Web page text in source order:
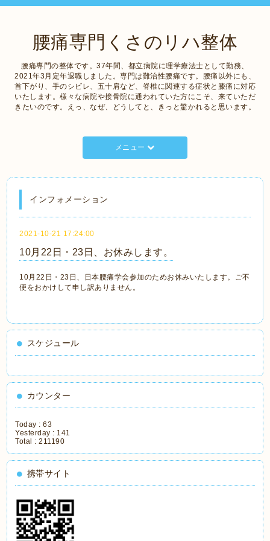
腰痛専門くさのリハ整体
腰痛専門の整体です。37年間、都立病院に理学療法士として勤務、
2021年3月定年退職しました。専門は難治性腰痛です。腰痛以外にも、
首下がり、手のシビレ、五十肩など、脊椎に関連する症状と膝痛に対応
いたします。様々な病院や接骨院に通われていた方にこそ、来ていただ
きたいのです。えっ、なぜ、どうしてと、きっと驚かれると思います。
メニュー
インフォメーション
2021-10-21 17:24:00
10月22日・23日、お休みします。
10月22日・23日、日本腰痛学会参加のためお休みいたします。ご不
便をおかけして申し訳ありません。
スケジュール
カウンター
Today :63
Yesterday : 141
Total :211190
携帯サイト